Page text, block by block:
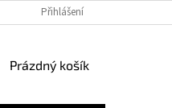
Přihlášení
NÁKUPNÍ
Prázdný košík